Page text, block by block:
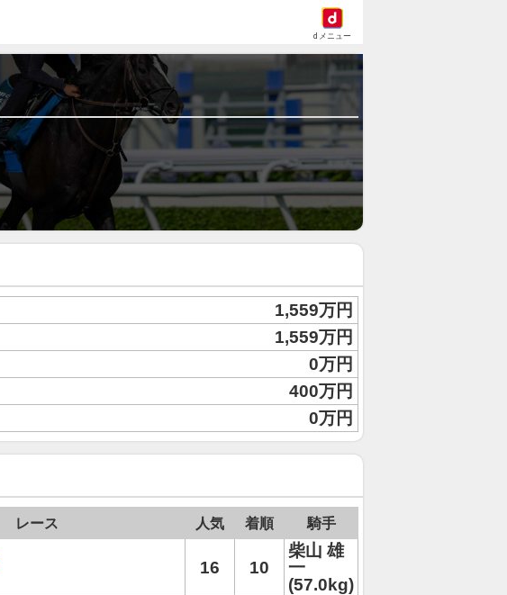
dメニュー
1,559万円
1,559万円
0万円
400万円
0万円
レース 人気 着順 騎手
16 10
柴山 雄
一
(57.0kg)